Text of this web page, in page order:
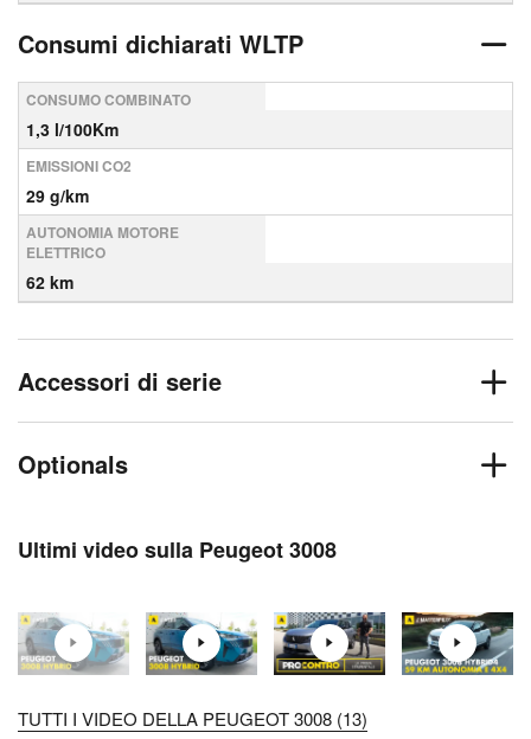
Consumi dichiarati WLTP
CONSUMO COMBINATO
1,3 l/100Km
EMISSIONI CO2
29 g/km
AUTONOMIA MOTORE
ELETTRICO
62 km
Accessori di serie
Optionals
Ultimi video sulla Peugeot 3008
TUTTI I VIDEO DELLA PEUGEOT 3008 (13)